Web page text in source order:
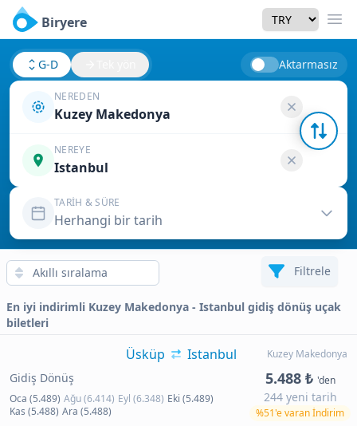
Biryere Currency
G-D Aktarmasız
NEREDEN
Kuzey Makedonya
NEREYE
Istanbul
TARIH & SÜRE
Herhangi bir tarih
Filtrele
En iyi indirimli Kuzey Makedonya - Istanbul gidiş dönüş uçak
biletleri
Kuzey Makedonya
Üsküp Istanbul
Gidiş Dönüş
Oca (5.489) Ağu (6.414) Eyl (6.348) Eki (5.489)
Kas (5.488) Ara (5.488)
5.488 ₺ 'den
244 yeni tarih
%51'e varan İndirim